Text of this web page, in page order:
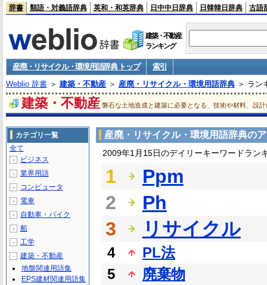
辞書 類語・対義語辞典 英和・和英辞典 日中中日辞典 日韓韓日辞典 古語
建築・不動産
ランキング
産廃・リサイクル・環境用語辞典 トップ
索引
Weblio 辞書＞ 建築・不動産＞ 産廃・リサイクル・環境用語辞典＞ ラン
建築・不動産 磐石な土地造成と建築に必要となる、技術や材料、設
産廃・リサイクル・環境用語辞典の
2009年1月15日のデイリーキーワードラン
1
Ppm
2
Ph
3
リサイクル
4
PL法
5
廃棄物
カテゴリ一覧
全て
＋ ビジネス
＋ 業界用語
＋ コンピュータ
＋ 電車
＋ 自動車・バイク
＋ 船
＋ 工学
－
建築・不動産
地盤関連用語集
EPS建材関連用語集